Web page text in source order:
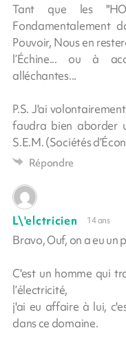
Tant que les
Fondamentalement
Pouvoir, Nous en
l’Échine... ou à
alléchantes...
P.S. J'ai
faudra bien aborder
S.E.M. (Sociétés
Répondre
L\'elctricien 14 ans
Bravo, Ouf, on a eu un
C'est un homme qui
l’électricité,
j'ai eu affaire à lui,
dans ce domaine.